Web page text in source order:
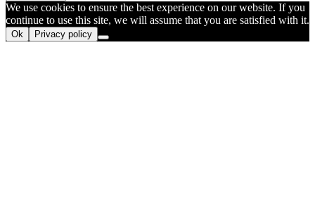
We use cookies to ensure the best experience on our website. If you
continue to use this site, we will assume that you are satisfied with it.
Ok Privacy policy